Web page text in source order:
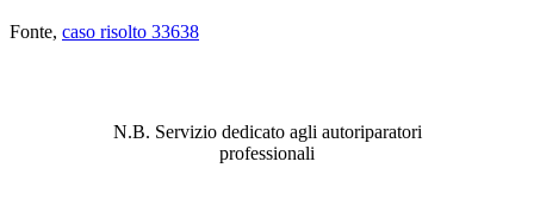
Fonte, caso risolto 33638
N.B. Servizio dedicato agli autoriparatori
professionali